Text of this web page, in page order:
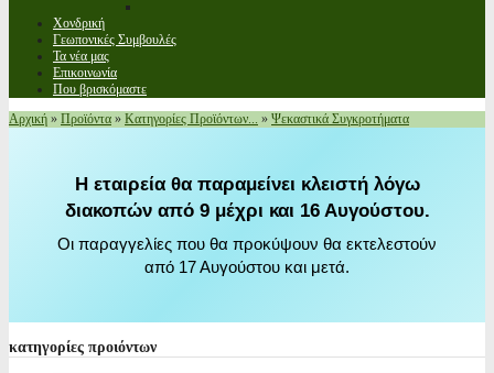
Χονδρική
Γεωπονικές Συμβουλές
Τα νέα μας
Επικοινωνία
Που βρισκόμαστε
Αρχική » Προϊόντα » Κατηγορίες Προϊόντων... » Ψεκαστικά Συγκροτήματα
Η εταιρεία θα παραμείνει κλειστή λόγω
διακοπών από 9 μέχρι και 16 Αυγούστου.
Οι παραγγελίες που θα προκύψουν θα εκτελεστούν
από 17 Αυγούστου και μετά.
κατηγορίες προιόντων